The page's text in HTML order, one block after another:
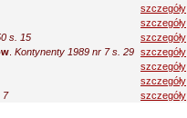
szczegóły
szczegóły
s. 15
szczegóły
Kontynenty 1989 nr 7 s. 29 szczegóły
szczegóły
szczegóły
7 szczegóły